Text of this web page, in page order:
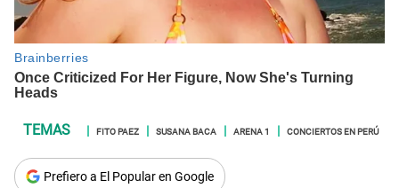
FITO PAEZ SUSANA BACA ARENA 1 CONCIERTOS EN PERÚ
Prefiero a El Popular en Google